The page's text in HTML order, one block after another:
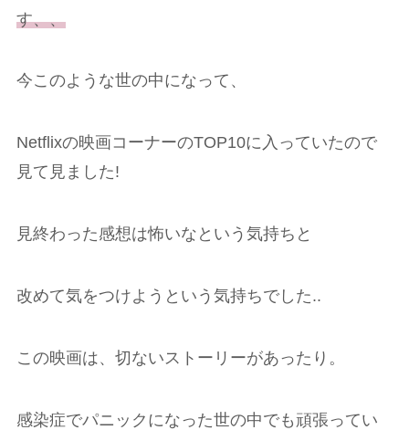
す、、
今このような世の中になって、
Netflixの映画コーナーのTOP10に入っていたので
見て見ました!
見終わった感想は怖いなという気持ちと
改めて気をつけようという気持ちでした..
この映画は、切ないストーリーがあったり。
感染症でパニックになった世の中でも頑張ってい